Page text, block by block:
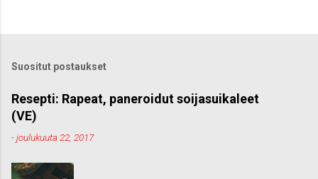
o
m
e
n
t
Suositut postaukset
Resepti: Rapeat, paneroidut soijasuikaleet
(VE)
-joulukuuta 22, 2017